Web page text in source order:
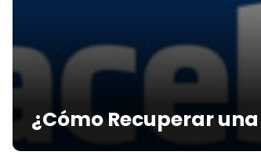
¿Cómo Recuperar